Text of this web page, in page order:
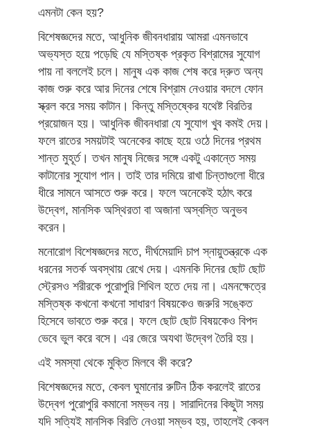
এমনটা কেন হয়?
বিশেষজ্ঞদের মতে, আধুনিক জীবনধারায় আমরা এমনভাবে
অভ্যস্ত হয়ে পড়েছি যে মস্তিষ্ক প্রকৃত বিশ্রামের সুযোগ
পায় না বললেই চলে। মানুষ এক কাজ শেষ করে দ্রুত অন্য
কাজ শুরু করে আর দিনের শেষে বিশ্রাম নেওয়ার বদলে ফোন
স্ক্রল করে সময় কাটান। কিন্তু মস্তিষ্কের যথেষ্ট বিরতির
প্রয়োজন হয়। আধুনিক জীবনধারা যে সুযোগ খুব কমই দেয়।
ফলে রাতের সময়টাই অনেকের কাছে হয়ে ওঠে দিনের প্রথম
শান্ত মুহূর্ত। তখন মানুষ নিজের সঙ্গে একটু একান্তে সময়
কাটানোর সুযোগ পান। তাই তার দমিয়ে রাখা চিন্তাগুলো ধীরে
ধীরে সামনে আসতে শুরু করে। ফলে অনেকেই হঠাৎ করে
উদ্বেগ, মানসিক অস্থিরতা বা অজানা অস্বস্তি অনুভব
করেন।
মনোরোগ বিশেষজ্ঞদের মতে, দীর্ঘমেয়াদি চাপ স্নায়ুতন্ত্রকে এক
ধরনের সতর্ক অবস্থায় রেখে দেয়। এমনকি দিনের ছোট ছোট
স্ট্রেসও শরীরকে পুরোপুরি শিথিল হতে দেয় না। এমনক্ষেত্রে
মস্তিষ্ক কখনো কখনো সাধারণ বিষয়কেও জরুরি সঙ্কেত
হিসেবে ভাবতে শুরু করে। ফলে ছোট ছোট বিষয়কেও বিপদ
ভেবে ভুল করে বসে। এর জেরে অযথা উদ্বেগ তৈরি হয়।
এই সমস্যা থেকে মুক্তি মিলবে কী করে?
বিশেষজ্ঞদের মতে, কেবল ঘুমানোর রুটিন ঠিক করলেই রাতের
উদ্বেগ পুরোপুরি কমানো সম্ভব নয়। সারাদিনের কিছুটা সময়
যদি সত্যিই মানসিক বিরতি নেওয়া সম্ভব হয়, তাহলেই কেবল